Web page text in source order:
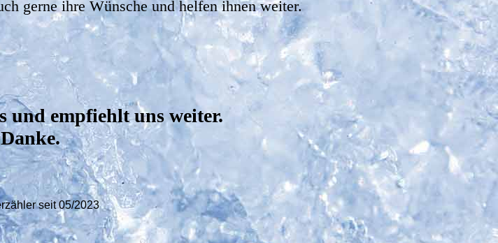
gerne ihre Wünsche und helfen ihnen weiter.
und empfiehlt uns weiter.
seit 05/2023